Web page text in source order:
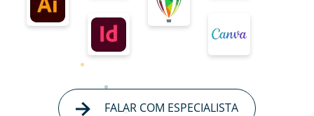
FALAR COM ESPECIALISTA